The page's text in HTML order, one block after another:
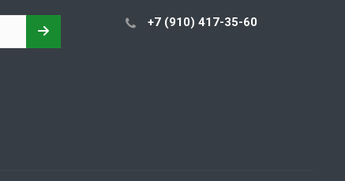
+7 (910) 417-35-60